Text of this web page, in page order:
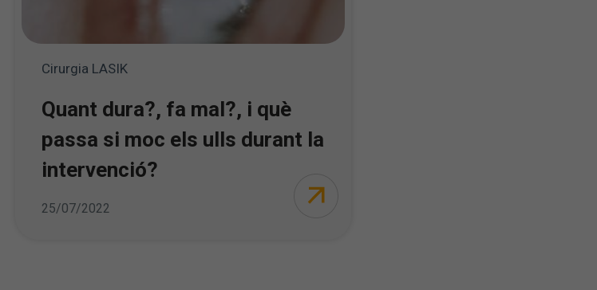
Cirurgia LASIK
Quant dura?, fa mal?, i què
passa si moc els ulls durant la
intervenció?
25/07/2022